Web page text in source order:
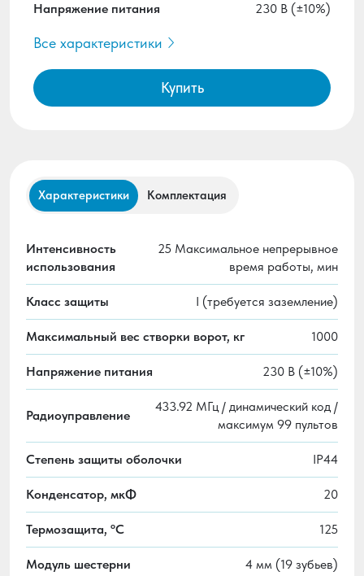
Напряжение питания 230 В (±10%)
Все характеристики
Купить
Характеристики Комплектация
Интенсивность
использования
25 Максимальное непрерывное
время работы, мин
Класс защиты I (требуется заземление)
Максимальный вес створки ворот, кг 1000
Напряжение питания 230 В (±10%)
Радиоуправление
433.92 МГц / динамический код /
максимум 99 пультов
Степень защиты оболочки IP44
Конденсатор, мкФ 20
Термозащита, ºС 125
Модуль шестерни 4 мм (19 зубьев)